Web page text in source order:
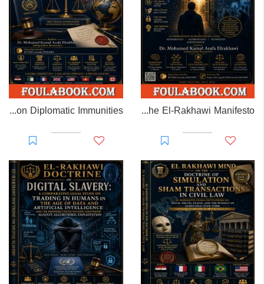
Prisoner of Perception: The El-Rakhawi Manifesto
EL-RAKHAWI MONOGRAPH on Diplomatic Immunities